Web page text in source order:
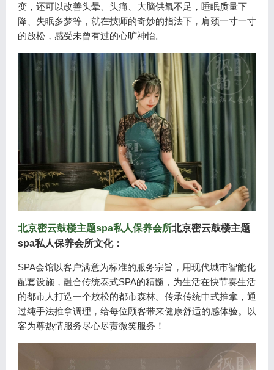
变，还可以改善头晕、头痛、大脑供氧不足，睡眠质量下
降、失眠多梦等，就在技师的奇妙的指法下，肩颈一寸一寸
的放松，感受未曾有过的心旷神怡。
北京密云鼓楼主题spa私人保养会所北京密云鼓楼主题
spa私人保养会所文化：
SPA会馆以客户满意为标准的服务宗旨，用现代城市智能化
配套设施，融合传统泰式SPA的精髓，为生活在快节奏生活
的都市人打造一个放松的都市森林。传承传统中式推拿，通
过纯手法推拿调理，给每位顾客带来健康舒适的感体验。以
客为尊热情服务尽心尽责微笑服务！